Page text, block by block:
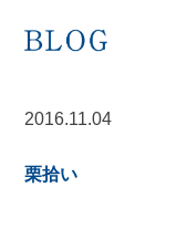
2016.11.04
栗拾い